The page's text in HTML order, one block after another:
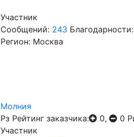
Участник
Сообщений: 243
Регион: Москва
Молния
Рз Рейтинг заказчика: 0, 0
Участник